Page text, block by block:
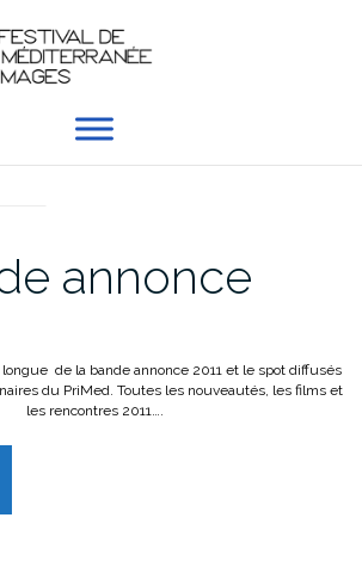
annonce
de la bande annonce 2011 et le spot diffusés
du PriMed. Toutes les nouveautés, les films et
les rencontres 2011….